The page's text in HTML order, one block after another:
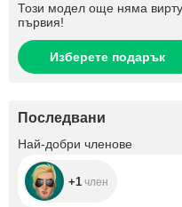
Този модел още няма
първия!
Изберете подарък
Последвани
Най-добри членове
+1 член